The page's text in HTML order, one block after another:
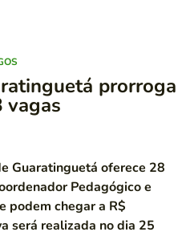
prorroga
vagas
Guaratinguetá oferece 28
Pedagógico e
podem chegar a R$
será realizada no dia 25